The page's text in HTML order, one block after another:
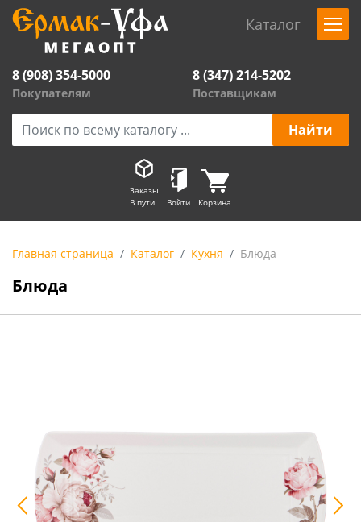
Каталог
8 (908) 354-5000
Покупателям
8 (347) 214-5202
Поставщикам
Заказы
В пути
Войти Корзина
Главная страница Каталог Кухня Блюда
Блюда